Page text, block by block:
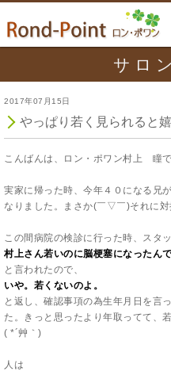
サロ
2017年07月15日
やっぱり若く見られると
こんばんは、ロン・ポワン村上 瞳
実家に帰った時、今年４０になる兄
なりました。まさか(￣▽￣)それに対
この間病院の検診に行った時、スタッ
村上さん若いのに脳梗塞になったん
と言われたので、
いや。若くないのよ。
と返し、確認事項の為生年月日を言
た。きっと思ったより年取ってて、
( *´艸｀)
人は